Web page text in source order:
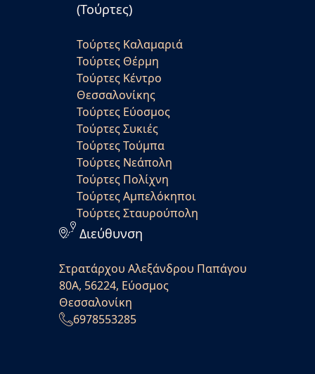
(Τούρτες)
Τούρτες Καλαμαριά
Τούρτες Θέρμη
Τούρτες Κέντρο
Θεσσαλονίκης
Τούρτες Εύοσμος
Τούρτες Συκιές
Τούρτες Τούμπα
Τούρτες Νεάπολη
Τούρτες Πολίχνη
Τούρτες Αμπελόκηποι
Τούρτες Σταυρούπολη
Διεύθυνση
Στρατάρχου Αλεξάνδρου Παπάγου
80Α, 56224, Εύοσμος
Θεσσαλονίκη
6978553285